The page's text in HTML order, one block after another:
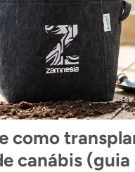
como
canábis